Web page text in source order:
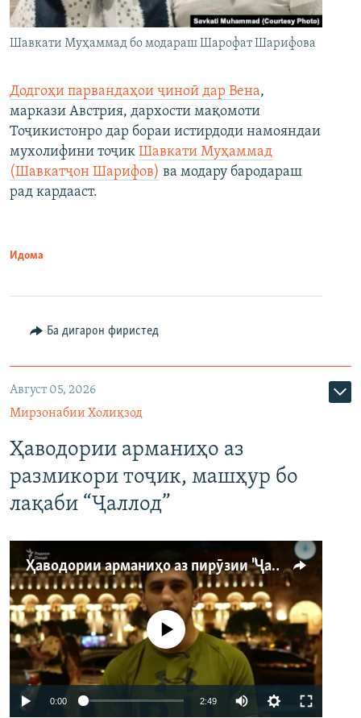
Шавкати Муҳаммад бо модараш Шарофат Шарифова
Додгоҳи парвандаҳои ҷиноӣ дар Вена,
маркази Австрия, дархости мақомоти
Тоҷикистонро дар бораи истирдоди намояндаи
мухолифини тоҷик Шавкати Муҳаммад
(Шавкатҷон Шарифов) ва модару бародараш
рад кардааст.
Идома
Ба дигарон фиристед
Август 05, 2026
Мирзонабии Холиқзод
Ҳаводории арманиҳо аз
размикори тоҷик, машҳур бо
лақаби “Ҷаллод”
Ҳаводории арманиҳо аз пирӯзии "Ҷаллод"-и тоҷик
Феълан кор намекунад
0:00 2:49